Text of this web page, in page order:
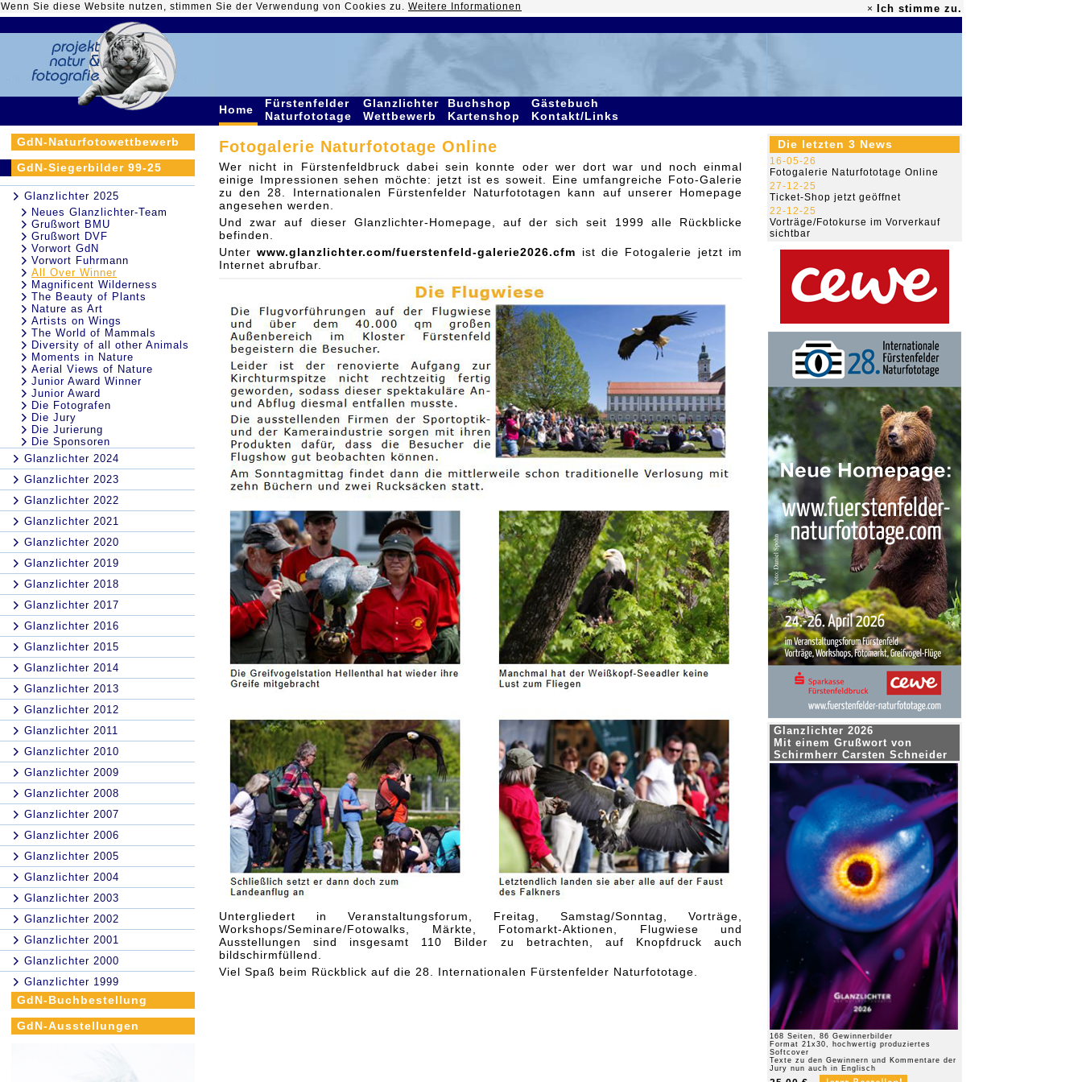
Wenn Sie diese Website nutzen, stimmen Sie der Verwendung von Cookies zu. Weitere Informationen × Ich stimme zu.
Home
Fürstenfelder
Naturfototage
Glanzlichter
Wettbewerb
Buchshop
Kartenshop
Gästebuch
Kontakt/Links
GdN-Naturfotowettbewerb
GdN-Siegerbilder 99-25
Glanzlichter 2025
Neues Glanzlichter-Team
Grußwort BMU
Grußwort DVF
Vorwort GdN
Vorwort Fuhrmann
All Over Winner
Magnificent Wilderness
The Beauty of Plants
Nature as Art
Artists on Wings
The World of Mammals
Diversity of all other Animals
Moments in Nature
Aerial Views of Nature
Junior Award Winner
Junior Award
Die Fotografen
Die Jury
Die Jurierung
Die Sponsoren
Glanzlichter 2024
Glanzlichter 2023
Glanzlichter 2022
Glanzlichter 2021
Glanzlichter 2020
Glanzlichter 2019
Glanzlichter 2018
Glanzlichter 2017
Glanzlichter 2016
Glanzlichter 2015
Glanzlichter 2014
Glanzlichter 2013
Glanzlichter 2012
Glanzlichter 2011
Glanzlichter 2010
Glanzlichter 2009
Glanzlichter 2008
Glanzlichter 2007
Glanzlichter 2006
Glanzlichter 2005
Glanzlichter 2004
Glanzlichter 2003
Glanzlichter 2002
Glanzlichter 2001
Glanzlichter 2000
Glanzlichter 1999
GdN-Buchbestellung
GdN-Ausstellungen
Fotogalerie Naturfototage Online
Wer nicht in Fürstenfeldbruck dabei sein konnte oder wer dort war und noch einmal
einige Impressionen sehen möchte: jetzt ist es soweit. Eine umfangreiche Foto-Galerie
zu den 28. Internationalen Fürstenfelder Naturfototagen kann auf unserer Homepage
angesehen werden.
Und zwar auf dieser Glanzlichter-Homepage, auf der sich seit 1999 alle Rückblicke
befinden.
Unterwww.glanzlichter.com/fuerstenfeld-galerie2026.cfm ist die Fotogalerie jetzt im
Internet abrufbar.
Untergliedert in Veranstaltungsforum, Freitag, Samstag/Sonntag, Vorträge,
Workshops/Seminare/Fotowalks, Märkte, Fotomarkt-Aktionen, Flugwiese und
Ausstellungen sind insgesamt 110 Bilder zu betrachten, auf Knopfdruck auch
bildschirmfüllend.
Viel Spaß beim Rückblick auf die 28. Internationalen Fürstenfelder Naturfototage.
Die letzten 3 News
16-05-26
Fotogalerie Naturfototage Online
27-12-25
Ticket-Shop jetzt geöffnet
22-12-25
Vorträge/Fotokurse im Vorverkauf
sichtbar
Glanzlichter 2026
Mit einem Grußwort von
Schirmherr Carsten Schneider
168 Seiten, 86 Gewinnerbilder
Format 21x30, hochwertig produziertes
Softcover
Texte zu den Gewinnern und Kommentare der
Jury nun auch in Englisch